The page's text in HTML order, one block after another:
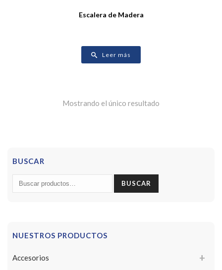
Escalera de Madera
Leer más
Mostrando el único resultado
BUSCAR
Buscar
por:
BUSCAR
NUESTROS PRODUCTOS
Accesorios